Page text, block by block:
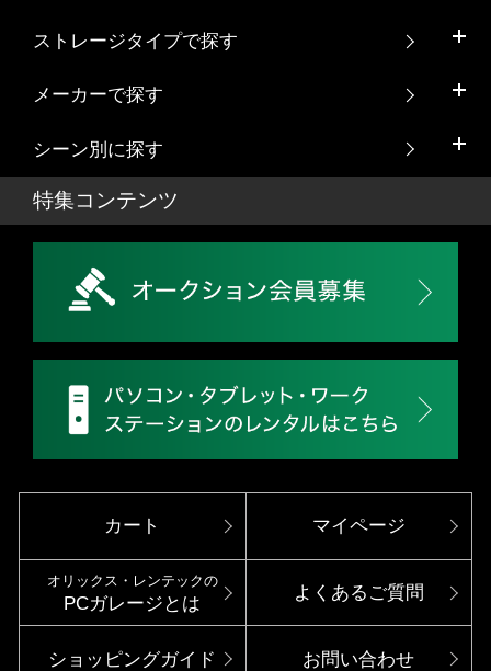
ストレージタイプで探す
メーカーで探す
シーン別に探す
特集コンテンツ
カート マイページ
オリックス・レンテックの
PCガレージとは
よくあるご質問
ショッピングガイド お問い合わせ